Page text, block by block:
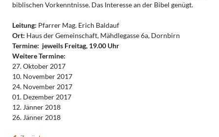
biblischen Vorkenntnisse. Das Interesse an der Bibel genügt.
Leitung: Pfarrer Mag. Erich Baldauf
Ort: Haus der Gemeinschaft, Mähdlegasse 6a, Dornbirn
Termine: jeweils Freitag, 19.00 Uhr
Weitere Termine:
27. Oktober 2017
10. November 2017
24. November 2017
01. Dezember 2017
12. Jänner 2018
26. Jänner 2018